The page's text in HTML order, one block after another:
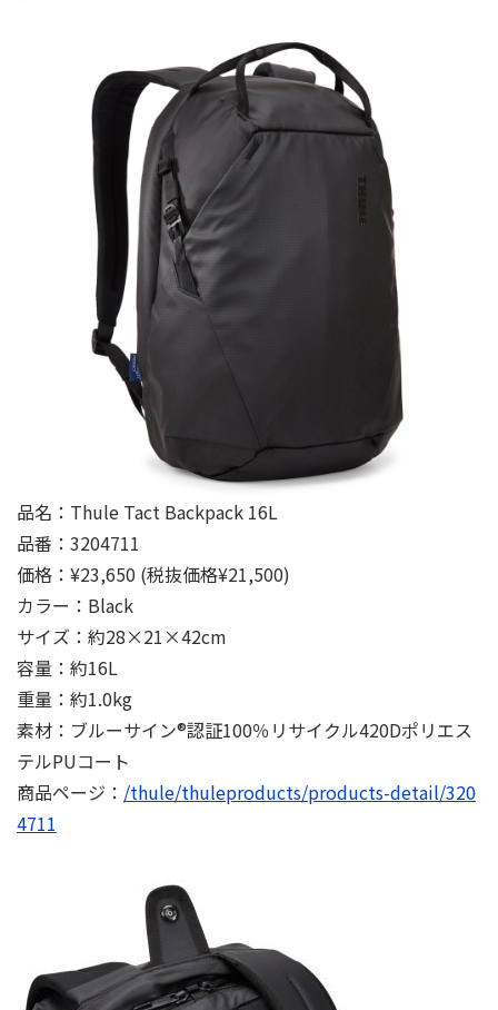
品名：Thule Tact Backpack 16L
品番：3204711
価格：¥23,650 (税抜価格¥21,500)
カラー：Black
サイズ：約28×21×42cm
容量：約16L
重量：約1.0kg
素材：ブルーサイン®認証100％リサイクル420Dポリエス
テルPUコート
商品ページ： /thule/thuleproducts/products-detail/320
4711